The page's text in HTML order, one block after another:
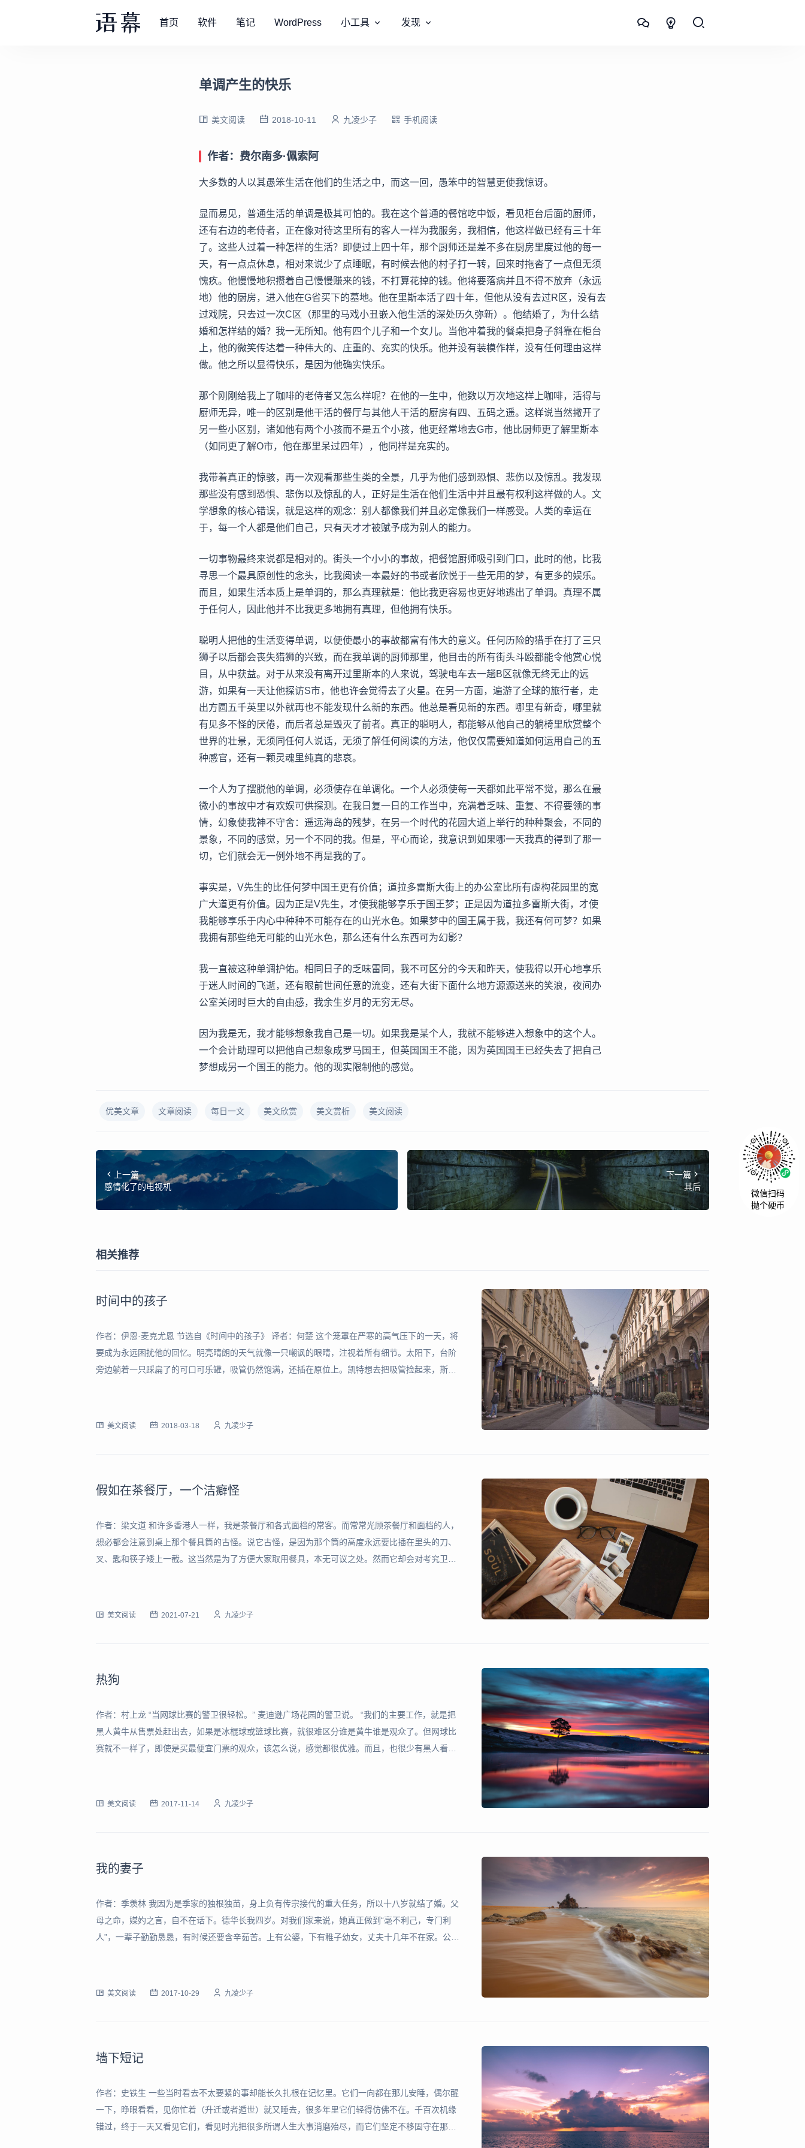
首页 软件 笔记 WordPress 小工具 发现
单调产生的快乐
美文阅读 2018-10-11 九凌少子 手机阅读
作者：费尔南多·佩索阿
大多数的人以其愚笨生活在他们的生活之中，而这一回，愚笨中的智慧更使我惊讶。
显而易见，普通生活的单调是极其可怕的。我在这个普通的餐馆吃中饭，看见柜台后面的厨师，
还有右边的老侍者，正在像对待这里所有的客人一样为我服务，我相信，他这样做已经有三十年
了。这些人过着一种怎样的生活？即便过上四十年，那个厨师还是差不多在厨房里度过他的每一
天，有一点点休息，相对来说少了点睡眠，有时候去他的村子打一转，回来时拖沓了一点但无须
愧疚。他慢慢地积攒着自己慢慢赚来的钱，不打算花掉的钱。他将要落病并且不得不放弃（永远
地）他的厨房，进入他在G省买下的墓地。他在里斯本活了四十年，但他从没有去过R区，没有去
过戏院，只去过一次C区（那里的马戏小丑嵌入他生活的深处历久弥新）。他结婚了，为什么结
婚和怎样结的婚？我一无所知。他有四个儿子和一个女儿。当他冲着我的餐桌把身子斜靠在柜台
上，他的微笑传达着一种伟大的、庄重的、充实的快乐。他并没有装模作样，没有任何理由这样
做。他之所以显得快乐，是因为他确实快乐。
那个刚刚给我上了咖啡的老侍者又怎么样呢？在他的一生中，他数以万次地这样上咖啡，活得与
厨师无异，唯一的区别是他干活的餐厅与其他人干活的厨房有四、五码之遥。这样说当然撇开了
另一些小区别，诸如他有两个小孩而不是五个小孩，他更经常地去G市，他比厨师更了解里斯本
（如同更了解O市，他在那里呆过四年），他同样是充实的。
我带着真正的惊骇，再一次观看那些生类的全景，几乎为他们感到恐惧、悲伤以及惊乱。我发现
那些没有感到恐惧、悲伤以及惊乱的人，正好是生活在他们生活中并且最有权利这样做的人。文
学想象的核心错误，就是这样的观念：别人都像我们并且必定像我们一样感受。人类的幸运在
于，每一个人都是他们自己，只有天才才被赋予成为别人的能力。
一切事物最终来说都是相对的。街头一个小小的事故，把餐馆厨师吸引到门口，此时的他，比我
寻思一个最具原创性的念头，比我阅读一本最好的书或者欣悦于一些无用的梦，有更多的娱乐。
而且，如果生活本质上是单调的，那么真理就是：他比我更容易也更好地逃出了单调。真理不属
于任何人，因此他并不比我更多地拥有真理，但他拥有快乐。
聪明人把他的生活变得单调，以便使最小的事故都富有伟大的意义。任何历险的猎手在打了三只
狮子以后都会丧失猎狮的兴致，而在我单调的厨师那里，他目击的所有街头斗殴都能令他赏心悦
目，从中获益。对于从来没有离开过里斯本的人来说，驾驶电车去一趟B区就像无终无止的远
游，如果有一天让他探访S市，他也许会觉得去了火星。在另一方面，遍游了全球的旅行者，走
出方圆五千英里以外就再也不能发现什么新的东西。他总是看见新的东西。哪里有新奇，哪里就
有见多不怪的厌倦，而后者总是毁灭了前者。真正的聪明人，都能够从他自己的躺椅里欣赏整个
世界的壮景，无须同任何人说话，无须了解任何阅读的方法，他仅仅需要知道如何运用自己的五
种感官，还有一颗灵魂里纯真的悲哀。
一个人为了摆脱他的单调，必须使存在单调化。一个人必须使每一天都如此平常不觉，那么在最
微小的事故中才有欢娱可供探测。在我日复一日的工作当中，充满着乏味、重复、不得要领的事
情，幻象使我神不守舍：遥远海岛的残梦，在另一个时代的花园大道上举行的种种聚会，不同的
景象，不同的感觉，另一个不同的我。但是，平心而论，我意识到如果哪一天我真的得到了那一
切，它们就会无一例外地不再是我的了。
事实是，V先生的比任何梦中国王更有价值；道拉多雷斯大街上的办公室比所有虚构花园里的宽
广大道更有价值。因为正是V先生，才使我能够享乐于国王梦；正是因为道拉多雷斯大街，才使
我能够享乐于内心中种种不可能存在的山光水色。如果梦中的国王属于我，我还有何可梦？如果
我拥有那些绝无可能的山光水色，那么还有什么东西可为幻影？
我一直被这种单调护佑。相同日子的乏味雷同，我不可区分的今天和昨天，使我得以开心地享乐
于迷人时间的飞逝，还有眼前世间任意的流变，还有大街下面什么地方源源送来的笑浪，夜间办
公室关闭时巨大的自由感，我余生岁月的无穷无尽。
因为我是无，我才能够想象我自己是一切。如果我是某个人，我就不能够进入想象中的这个人。
一个会计助理可以把他自己想象成罗马国王，但英国国王不能，因为英国国王已经失去了把自己
梦想成另一个国王的能力。他的现实限制他的感觉。
优美文章 文章阅读 每日一文 美文欣赏 美文赏析 美文阅读
上一篇
感情化了的电视机
下一篇
其后
相关推荐
时间中的孩子
作者：伊恩·麦克尤恩 节选自《时间中的孩子》 译者：何楚 这个笼罩在严寒的高气压下的一天，将
要成为永远困扰他的回忆。明亮晴朗的天气就像一只嘲讽的眼睛，注视着所有细节。太阳下，台阶
旁边躺着一只踩扁了的可口可乐罐，吸管仍然饱满，还插在原位上。凯特想去把吸管捡起来，斯蒂
美文阅读 2018-03-18 九凌少子
假如在茶餐厅，一个洁癖怪
作者：梁文道 和许多香港人一样，我是茶餐厅和各式面档的常客。而常常光顾茶餐厅和面档的人，
想必都会注意到桌上那个餐具筒的古怪。说它古怪，是因为那个筒的高度永远要比插在里头的刀、
叉、匙和筷子矮上一截。这当然是为了方便大家取用餐具，本无可议之处。然而它却会对考究卫生
美文阅读 2021-07-21 九凌少子
热狗
作者：村上龙 “当网球比赛的警卫很轻松。” 麦迪逊广场花园的警卫说。 “我们的主要工作，就是把
黑人黄牛从售票处赶出去，如果是冰棍球或篮球比赛，就很难区分谁是黄牛谁是观众了。但网球比
赛就不一样了，即使是买最便宜门票的观众，该怎么说，感觉都很优雅。而且，也很少有黑人看网
美文阅读 2017-11-14 九凌少子
我的妻子
作者：季羡林 我因为是季家的独根独苗，身上负有传宗接代的重大任务，所以十八岁就结了婚。父
母之命，媒妁之言，自不在话下。德华长我四岁。对我们家来说，她真正做到“毫不利己，专门利
人”，一辈子勤勤恳恳，有时候还要含辛茹苦。上有公婆，下有稚子幼女，丈夫十几年不在家。公公
美文阅读 2017-10-29 九凌少子
墙下短记
作者：史铁生 一些当时看去不太要紧的事却能长久扎根在记忆里。它们一向都在那儿安睡，偶尔醒
一下，睁眼看看，见你忙着（升迁或者遁世）就又睡去，很多年里它们轻得仿佛不在。千百次机缘
错过，终于一天又看见它们，看见时光把很多所谓人生大事消磨殆尽，而它们坚定不移固守在那
微信扫码
抛个硬币